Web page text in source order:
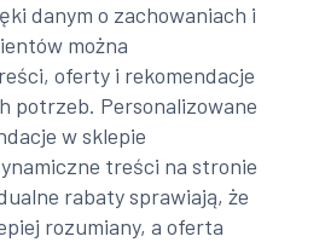
danym o zachowaniach i
można
oferty i rekomendacje
potrzeb. Personalizowane
w sklepie
treści na stronie
rabaty sprawiają, że
rozumiany, a oferta